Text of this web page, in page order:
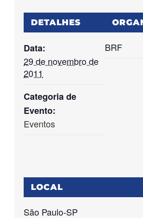
DETALHES
Data:
29 de novembro de
2011
Categoria de
Evento:
Eventos
BRF
LOCAL
São Paulo-SP